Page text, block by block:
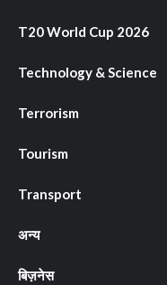
T20 World Cup 2026
Technology & Science
Terrorism
Tourism
Transport
अन्य
बिज़नेस